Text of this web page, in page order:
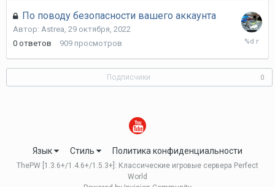
По поводу безопасности вашего аккаунта
Автор: Astrea, 29 октября, 2022
0 ответов 909 просмотров
29
2022
Подписчики 0
Язык Стиль Политика конфиденциальности
ThePW [1.3.6+/1.4.6+/1.5.3+]: Классические игровые сервера Perfect
World